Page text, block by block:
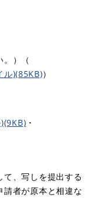
。）（
ル)(85KB)）
・
て、写しを提出する
請者が原本と相違な